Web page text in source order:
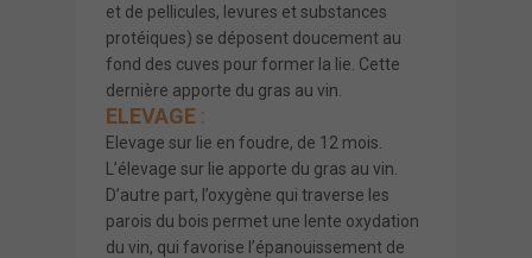
et de pellicules, levures et substances
protéiques) se déposent doucement au
fond des cuves pour former la lie. Cette
dernière apporte du gras au vin.
ELEVAGE :
Elevage sur lie en foudre, de 12 mois.
L’élevage sur lie apporte du gras au vin.
D’autre part, l’oxygène qui traverse les
parois du bois permet une lente oxydation
du vin, qui favorise l’épanouissement de